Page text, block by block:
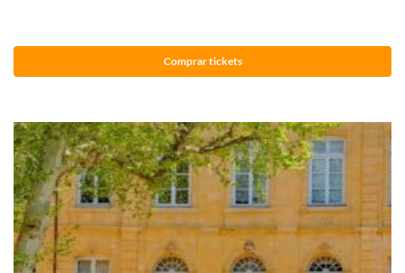
Comprar tickets